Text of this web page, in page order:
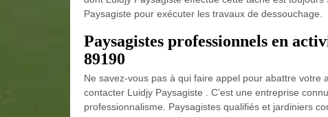
Paysagiste pour exécuter les travaux de dessouchage.
Paysagistes professionnels en
89190
Ne savez-vous pas à qui faire appel pour abattre votre
contacter Luidjy Paysagiste . C’est une entreprise
professionnalisme. Paysagistes qualifiés et jardiniers